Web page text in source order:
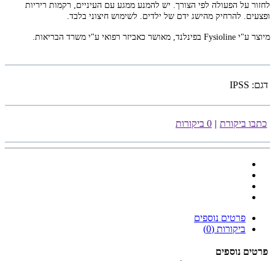
לחזור על הפעולה לפי הצורך. יש להמנע ממגע עם העיניים, רקמות ריריות
ופצעים. להרחיק מהישג ידם של ילדים. לשימוש חיצוני בלבד.
מיוצר ע"י Fysioline בפינלנד, מאושר כאביזר רפואי ע"י משרד הבריאות.
דגם: IPSS
כתבו ביקורת | 0 ביקורות
פרטים נוספים
ביקורות (0)
פרטים נוספים